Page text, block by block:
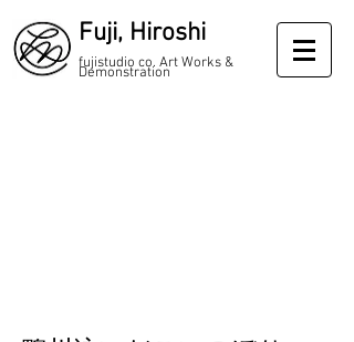
Fuji, Hiroshi
fujistudio co. Art Works &
Demonstration